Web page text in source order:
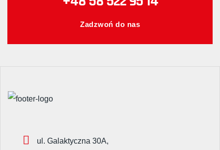
Zadzwoń do nas
ul. Galaktyczna 30A,